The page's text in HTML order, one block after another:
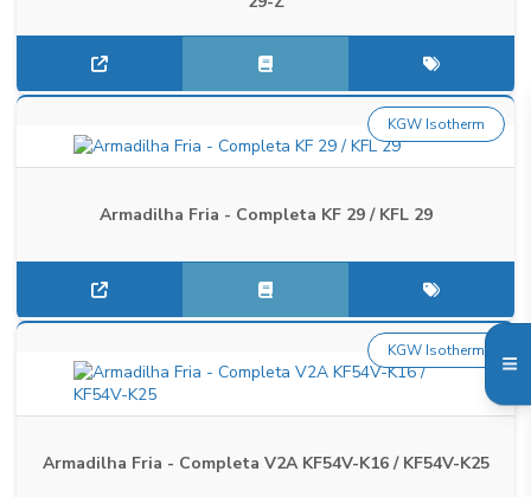
Armadilha Fria - Completa KF 29 / KFL 29
KGW Isotherm
Armadilha Fria - Completa V2A KF54V-K16 / KF54V-K25
KGW Isotherm